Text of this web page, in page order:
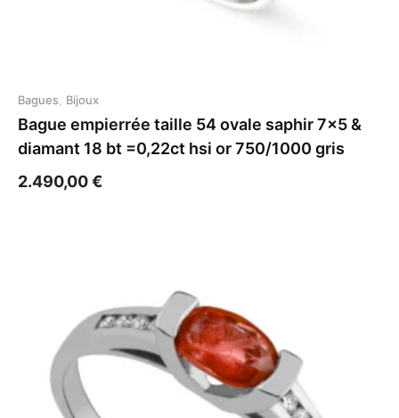
Bagues Bijoux
Bague empierrée taille 54 ovale saphir 7×5 &
diamant 18 bt =0,22ct hsi or 750/1000 gris
2.490,00€